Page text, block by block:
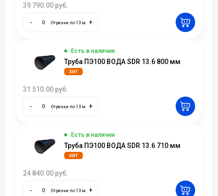
39 790.00 руб.
- Отрезки по 13 м +
Есть в наличии
Труба ПЭ100 ВОДА SDR 13.6 800 мм
ХИТ
31 510.00 руб.
- Отрезки по 13 м +
Есть в наличии
Труба ПЭ100 ВОДА SDR 13.6 710 мм
ХИТ
24 840.00 руб.
- Отрезки по 13 м +